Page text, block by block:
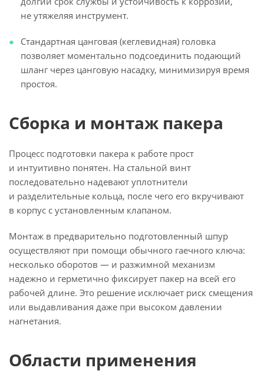
не утяжеляя инструмент.
Стандартная цанговая (кеглевидная) головка
позволяет моментально подсоединить подающий
шланг через цанговую насадку, минимизируя время
простоя.
Сборка и монтаж пакера
Процесс подготовки пакера к работе прост
и интуитивно понятен. На стальной винт
последовательно надевают уплотнители
и разделительные кольца, после чего его вкручивают
в корпус с установленным клапаном.
Монтаж в предварительно подготовленный шпур
осуществляют при помощи обычного гаечного ключа:
несколько оборотов — и разжимной механизм
надежно и герметично фиксирует пакер на всей его
рабочей длине. Это решение исключает риск смещения
или выдавливания даже при высоком давлении
нагнетания.
Области применения